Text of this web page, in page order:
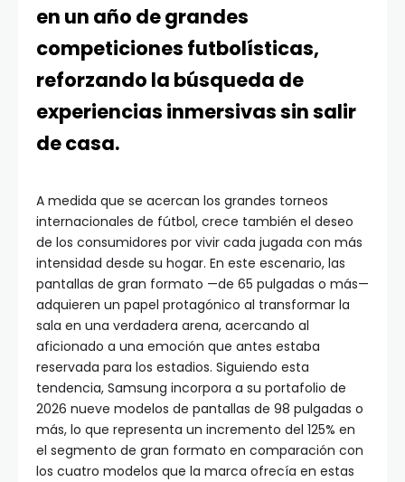
en un año de grandes
competiciones futbolísticas,
reforzando la búsqueda de
experiencias inmersivas sin salir
de casa.
A medida que se acercan los grandes torneos
internacionales de fútbol, crece también el deseo
de los consumidores por vivir cada jugada con más
intensidad desde su hogar. En este escenario, las
pantallas de gran formato —de 65 pulgadas o más—
adquieren un papel protagónico al transformar la
sala en una verdadera arena, acercando al
aficionado a una emoción que antes estaba
reservada para los estadios. Siguiendo esta
tendencia, Samsung incorpora a su portafolio de
2026 nueve modelos de pantallas de 98 pulgadas o
más, lo que representa un incremento del 125% en
el segmento de gran formato en comparación con
los cuatro modelos que la marca ofrecía en estas